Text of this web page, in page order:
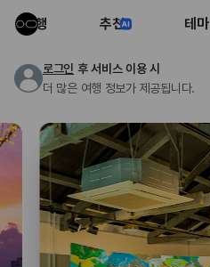
여행 추천 테마
로그인 후 서비스 이용 시
더 많은 여행 정보가 제공됩니다.